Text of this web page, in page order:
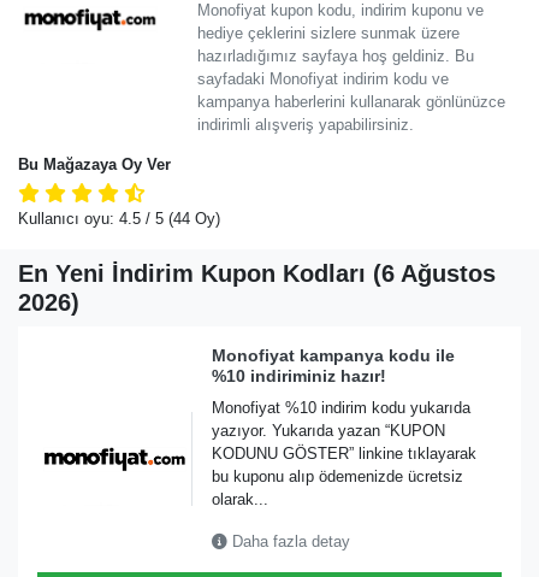
Bu Mağazaya Oy Ver
Kullanıcı oyu: 4.5 / 5 (44 Oy)
Monofiyat kupon kodu, indirim kuponu ve
hediye çeklerini sizlere sunmak üzere
hazırladığımız sayfaya hoş geldiniz. Bu
sayfadaki Monofiyat indirim kodu ve
kampanya haberlerini kullanarak gönlünüzce
indirimli alışveriş yapabilirsiniz.
En Yeni İndirim Kupon Kodları (6 Ağustos
2026)
Monofiyat kampanya kodu ile
%10 indiriminiz hazır!
Monofiyat %10 indirim kodu yukarıda
yazıyor. Yukarıda yazan “KUPON
KODUNU GÖSTER” linkine tıklayarak
bu kuponu alıp ödemenizde ücretsiz
olarak...
Daha fazla detay